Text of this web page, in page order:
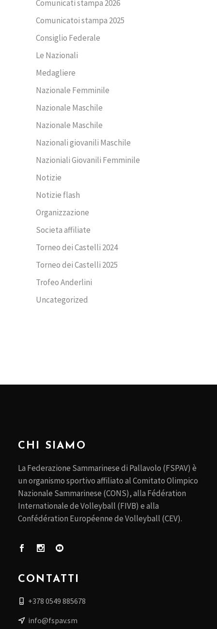
Comunicati stampa 2026
Comunicatoi stampa 2025
Consiglio Federale
Le Nazionali
Medagliere
Nazionale Femminile
Nazionale Maschile
Nazionale Maschile
Nazionali giovanili Maschile
Nazioniali Giovanili Femminile
Notizie
Notizie flash
Organizzazione
Societa affiliate
Torneo dei Castelli 2024
Torneo dei Castelli 2025
Trofeo Anderlini
Uncategorized
CHI SIAMO
La Federazione Sammarinese di Pallavolo (FSPAV) è
un organismo sportivo affiliato al Comitato Olimpico
Nazionale Sammarinese (CONS), alla Fédération
Internationale de Volleyball (FIVB) e alla
Confédération Européenne de Volleyball (CEV).
CONTATTI
+378 0549 885678
info@fspav.sm